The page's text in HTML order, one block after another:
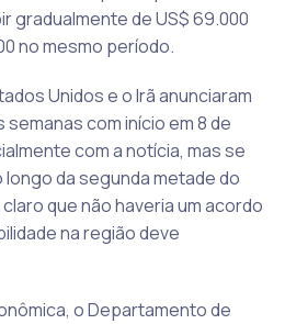
gradualmente de US$ 69.000
no mesmo período.
Unidos e o Irã anunciaram
com início em 8 de
com a notícia, mas se
da segunda metade do
que não haveria um acordo
na região deve
o Departamento de